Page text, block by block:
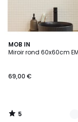
MOB IN
Miroir rond 60x60cm
69,00 €
5
/
2
Couleurs
5
/